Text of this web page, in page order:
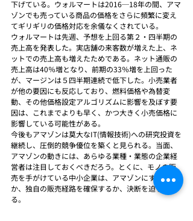
下げている。ウォルマートは2016─18年の間、アマ
ゾンでも売っている商品の価格をさらに頻繁に変え
てギリギリの価格対応を余儀なくされている。
ウォルマートは先週、予想を上回る第２・四半期の
売上高を発表した。実店舗の来客数が増えた上、ネ
ットでの売上高も増えたためである。ネット通販の
売上高は40％増となり、前期の33％増を上回った
が、マージンは５四半期連続で低下した。小売業者
が他の要因にも反応しており、燃料価格や為替変
動、その他価格設定アルゴリズムに影響を及ぼす要
因は、これまでよりも早く、かつ大きく小売価格に
影響している可能性がある。
今後もアマゾンは莫大なIT(情報技術)への研究投資を
継続し、圧倒的競争優位を築くと見られる。当面、
アマゾンの動きには、あらゆる業種・業態の企業経
営者は注目しておくべきだろう。とくに、モノの販
売を手がけている中小企業は、アマゾンにすり寄る
か、独自の販売経路を確保するか、決断を迫られ
る。